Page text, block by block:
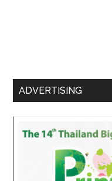
ADVERTISING